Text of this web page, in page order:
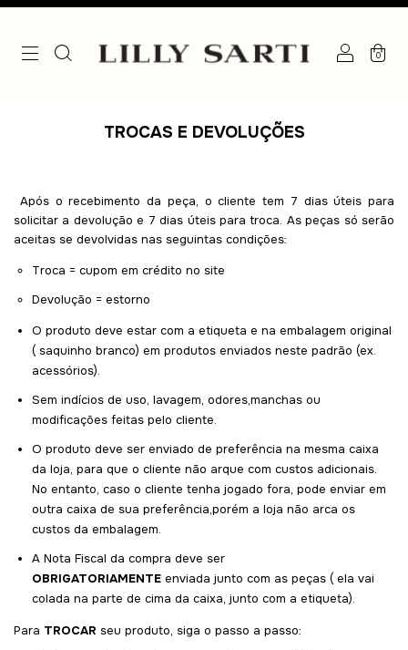
0
TROCAS E DEVOLUÇÕES
Após o recebimento da peça, o cliente tem 7 dias úteis para
solicitar a devolução e 7 dias úteis para troca. As peças só serão
aceitas se devolvidas nas seguintas condições:
Troca = cupom em crédito no site
Devolução = estorno
O produto deve estar com a etiqueta e na embalagem original
( saquinho branco) em produtos enviados neste padrão (ex.
acessórios).
Sem indícios de uso, lavagem, odores,manchas ou
modificações feitas pelo cliente.
O produto deve ser enviado de preferência na mesma caixa
da loja, para que o cliente não arque com custos adicionais.
No entanto, caso o cliente tenha jogado fora, pode enviar em
outra caixa de sua preferência,porém a loja não arca os
custos da embalagem.
A Nota Fiscal da compra deve ser
OBRIGATORIAMENTE enviada junto com as peças ( ela vai
colada na parte de cima da caixa, junto com a etiqueta).
Para TROCAR seu produto, siga o passo a passo: